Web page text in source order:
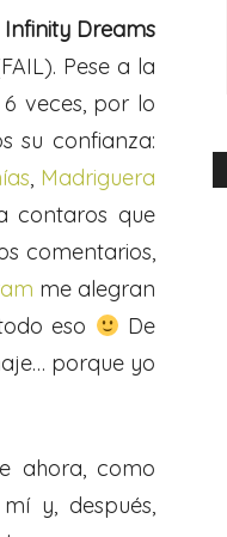
Infinity Dreams
Pese a la
veces, por lo
su confianza:
, Madriguera
contaros que
comentarios,
me alegran
eso
De
porque yo
ahora, como
y, después,